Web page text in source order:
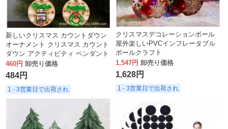
新しいクリスマス カウントダウン
オーナメント クリスマス カウント
ダウン アクティビティ ペンダント
デコレーション
460円 卸売り価格
484円
1 - 3営業日で出荷され
クリスマスデコレーションボール
屋外楽しいPVCインフレータブル
ボールクラフト
1,547円 卸売り価格
1,628円
1 - 3営業日で出荷され